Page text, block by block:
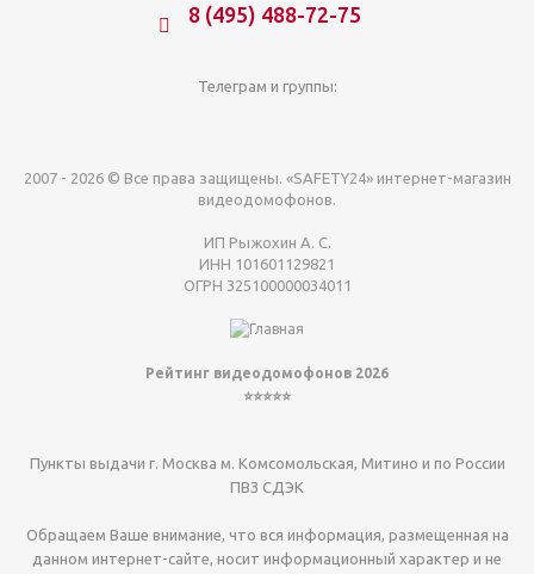
8 (495) 488-72-75
Телеграм и группы:
2007 - 2026 © Все права защищены. «SAFETY24» интернет-магазин
видеодомофонов.
ИП Рыжохин А. С.
ИНН 101601129821
ОГРН 325100000034011
Рейтинг видеодомофонов 2026
⭐⭐⭐⭐⭐
Пункты выдачи г. Москва м. Комсомольская, Митино и по России
ПВЗ СДЭК
Обращаем Ваше внимание, что вся информация, размещенная на
данном интернет-сайте, носит информационный характер и не